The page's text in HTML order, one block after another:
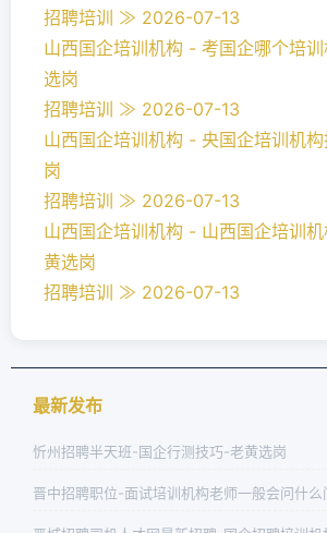
招聘培训 ≫ 2026-07-13
山西国企培训机构 - 考国企哪个培
选岗
招聘培训 ≫ 2026-07-13
山西国企培训机构 - 央国企培训机
岗
招聘培训 ≫ 2026-07-13
山西国企培训机构 - 山西国企培训
黄选岗
招聘培训 ≫ 2026-07-13
最新发布
忻州招聘半天班-国企行测技巧-老黄选岗
晋中招聘职位-面试培训机构老师一般会问什